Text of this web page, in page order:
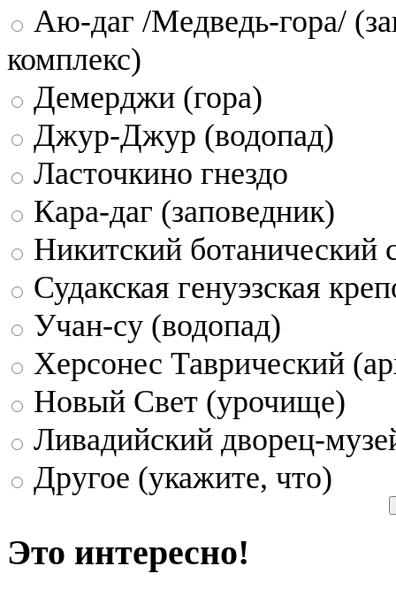
Аю-даг /Медведь-гора/
комплекс)
Демерджи (гора)
Джур-Джур (водопад)
Ласточкино гнездо
Кара-даг (заповедник)
Никитский ботанический
Судакская генуэзская
Учан-су (водопад)
Херсонес Таврический
Новый Свет (урочище)
Ливадийский дворец-
Другое (укажите, что)
Это интересно!